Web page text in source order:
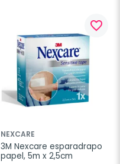
favorite_border
NEXCARE
3M Nexcare esparadrapo
papel, 5m x 2,5cm